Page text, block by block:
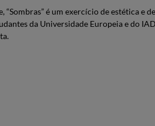
é um exercício de estética e
da Universidade Europeia e do